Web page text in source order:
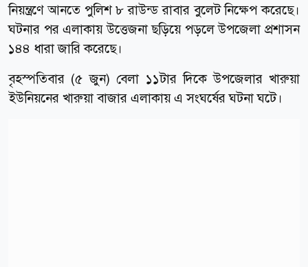
নিয়ন্ত্রণে আনতে পুলিশ ৮ রাউন্ড রাবার বুলেট নিক্ষেপ করেছে।
ঘটনার পর এলাকায় উত্তেজনা ছড়িয়ে পড়লে উপজেলা প্রশাসন
১৪৪ ধারা জারি করেছে।
বৃহস্পতিবার (৫ জুন) বেলা ১১টার দিকে উপজেলার খারুয়া
ইউনিয়নের খারুয়া বাজার এলাকায় এ সংঘর্ষের ঘটনা ঘটে।